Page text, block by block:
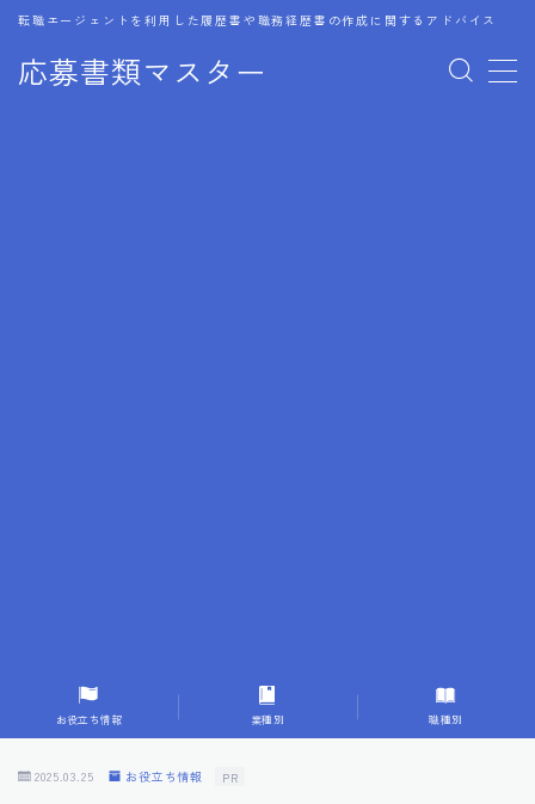
応募書類マスター
転職エージェントを利用した履歴書や職務経歴書の作成に関するアドバイス
MENU
9.転職成功者の事例分析とアドバイス
10.面接官に好印象を与える方法
お役立ち情報 業種別 職種別
2025.03.25 お役立ち情報 PR